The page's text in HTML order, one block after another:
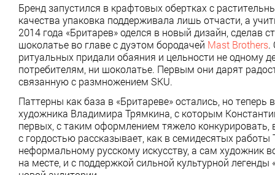
Бренд запустился в крафтовых обертках с
качества упаковка поддерживала лишь отчасти, а
2014 года «Бритарев» оделся в новый дизайн,
шоколатье во главе с дуэтом бородачей Mast Brothers.
ритуальных придали обаяния и цельности не одному
потребителям, ни шоколатье. Первым они дарят
связанную с размножением SKU.
Паттерны как база в «Бритареве» остались, но
художника Владимира Трямкина, с которым
первых, с таким оформлением тяжело
с гордостью рассказывает, как в семидесятых
неформальному русскому искусству, а сам художник
на месте, и с поддержкой сильной культурной